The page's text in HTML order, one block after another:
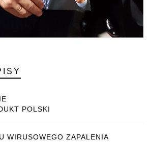
POLSKI
WIRUSOWEGO ZAPALENIA